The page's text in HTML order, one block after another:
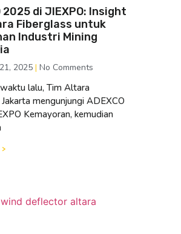
2025 di JIEXPO: Insight
Fiberglass untuk
Industri Mining
2025 No Comments
lalu, Tim Altara
mengunjungi ADEXCO
Kemayoran, kemudian
>